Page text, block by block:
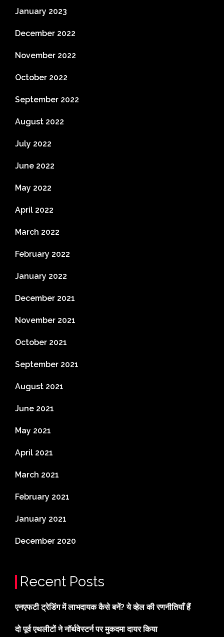
January 2023
December 2022
November 2022
October 2022
September 2022
August 2022
July 2022
June 2022
May 2022
April 2022
March 2022
February 2022
January 2022
December 2021
November 2021
October 2021
September 2021
August 2021
June 2021
May 2021
April 2021
March 2021
February 2021
January 2021
December 2020
Recent Posts
एनएफटी ट्रेडिंग में लाभदायक कैसे बनें? ये व्हेल की रणनीतियाँ हैं
दो पूर्व एथलीटों ने नॉर्थवेस्टर्न पर मुकदमा दायर किया